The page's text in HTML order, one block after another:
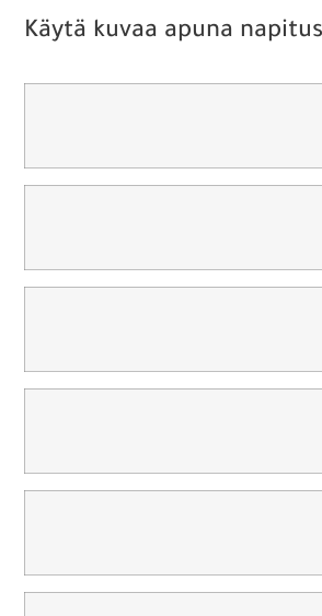
Käytä kuvaa apuna